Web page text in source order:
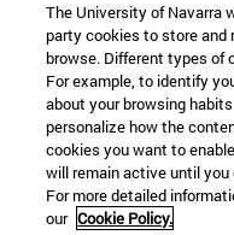
The University of Navarra
party cookies to store and
browse. Different types of
For example, to identify
about your browsing
personalize how the
cookies you want to
will remain active until
For more detailed
our Cookie Policy.